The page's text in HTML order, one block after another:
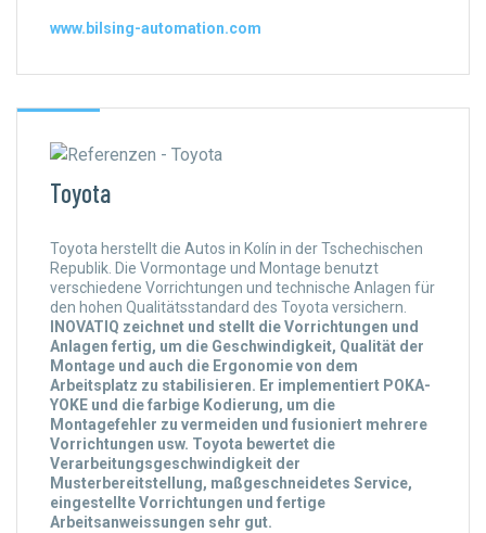
www.bilsing-automation.com
Toyota
Toyota herstellt die Autos in Kolín in der Tschechischen
Republik. Die Vormontage und Montage benutzt
verschiedene Vorrichtungen und technische Anlagen für
den hohen Qualitätsstandard des Toyota versichern.
INOVATIQ zeichnet und stellt die Vorrichtungen und
Anlagen fertig, um die Geschwindigkeit, Qualität der
Montage und auch die Ergonomie von dem
Arbeitsplatz zu stabilisieren. Er implementiert POKA-
YOKE und die farbige Kodierung, um die
Montagefehler zu vermeiden und fusioniert mehrere
Vorrichtungen usw. Toyota bewertet die
Verarbeitungsgeschwindigkeit der
Musterbereitstellung, maßgeschneidetes Service,
eingestellte Vorrichtungen und fertige
Arbeitsanweissungen sehr gut.